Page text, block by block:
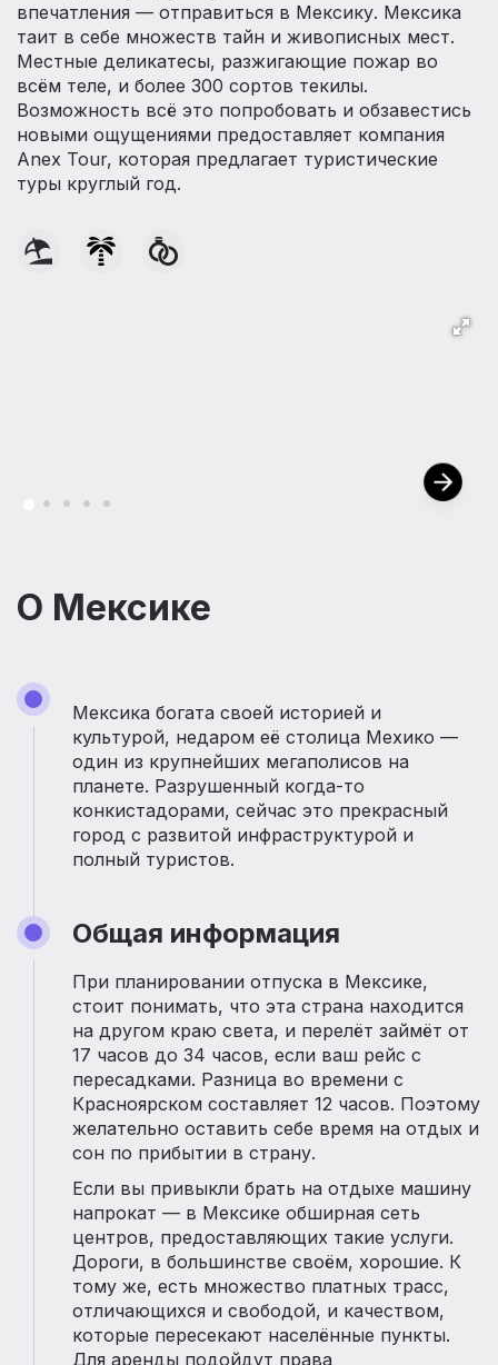
впечатления — отправиться в Мексику. Мексика
таит в себе множеств тайн и живописных мест.
Местные деликатесы, разжигающие пожар во
всём теле, и более 300 сортов текилы.
Возможность всё это попробовать и обзавестись
новыми ощущениями предоставляет компания
Anex Tour, которая предлагает туристические
туры круглый год.
О Мексике
Мексика богата своей историей и
культурой, недаром её столица Мехико —
один из крупнейших мегаполисов на
планете. Разрушенный когда-то
конкистадорами, сейчас это прекрасный
город с развитой инфраструктурой и
полный туристов.
Общая информация
При планировании отпуска в Мексике,
стоит понимать, что эта страна находится
на другом краю света, и перелёт займёт от
17 часов до 34 часов, если ваш рейс с
пересадками. Разница во времени с
Красноярском составляет 12 часов. Поэтому
желательно оставить себе время на отдых и
сон по прибытии в страну.
Если вы привыкли брать на отдыхе машину
напрокат — в Мексике обширная сеть
центров, предоставляющих такие услуги.
Дороги, в большинстве своём, хорошие. К
тому же, есть множество платных трасс,
отличающихся и свободой, и качеством,
которые пересекают населённые пункты.
Для аренды подойдут права